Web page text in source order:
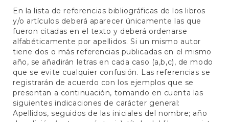
En la lista de referencias bibliográficas de los libros
y/o artículos deberá aparecer únicamente las que
fueron citadas en el texto y deberá ordenarse
alfabéticamente por apellidos. Si un mismo autor
tiene dos o más referencias publicadas en el mismo
año, se añadirán letras en cada caso (a,b,c), de modo
que se evite cualquier confusión. Las referencias se
registrarán de acuerdo con los ejemplos que se
presentan a continuación, tomando en cuenta las
siguientes indicaciones de carácter general:
Apellidos, seguidos de las iniciales del nombre; año